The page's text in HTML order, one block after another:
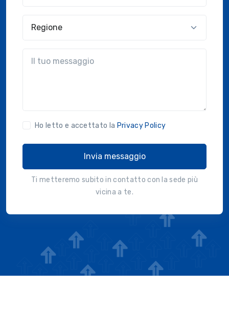
Ho letto e accettato la Privacy Policy
Invia messaggio
Ti metteremo subito in contatto con la sede più
vicina a te.